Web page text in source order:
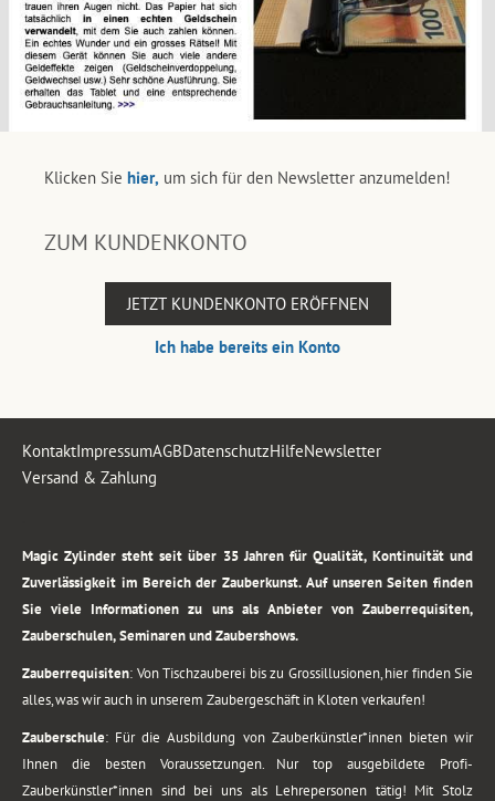
Klicken Sie hier, um sich für den Newsletter anzumelden!
ZUM KUNDENKONTO
JETZT KUNDENKONTO ERÖFFNEN
Ich habe bereits ein Konto
KontaktImpressumAGBDatenschutzHilfeNewsletter
Versand & Zahlung
Magic Zylinder steht seit über 35 Jahren für Qualität, Kontinuität und
Zuverlässigkeit im Bereich der Zauberkunst. Auf unseren Seiten finden
Sie viele Informationen zu uns als Anbieter von Zauberrequisiten,
Zauberschulen, Seminaren und Zaubershows.
Zauberrequisiten: Von Tischzauberei bis zu Grossillusionen, hier finden Sie
alles, was wir auch in unserem Zaubergeschäft in Kloten verkaufen!
Zauberschule: Für die Ausbildung von Zauberkünstler*innen bieten wir
Ihnen die besten Voraussetzungen. Nur top ausgebildete Profi-
Zauberkünstler*innen sind bei uns als Lehrepersonen tätig! Mit Stolz